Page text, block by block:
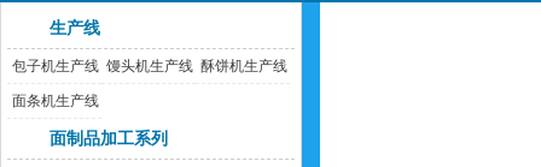
生产线
包子机生产线 馒头机生产线 酥饼机生产线
面条机生产线
面制品加工系列